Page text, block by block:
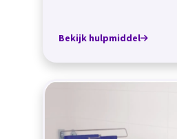
Bekijk hulpmiddel